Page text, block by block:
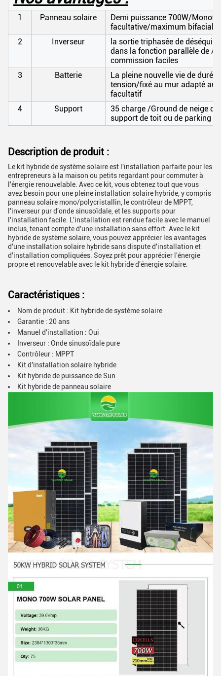
1 Panneau solaire
Demi puissance 700W/
facultative/maximum bifacial
2
Inverseur
la sortie triphasée de
dans la fonction parallèle de /
commission faciles
3
Batterie
La pleine nouvelle vie de
tension/fixé au mur adapté
facultatif
4
Support
35 charge /Ground de neige
support de toit ou de parking
Description de produit :
Le kit hybride de système solaire est l'installation parfaite pour les
entrepreneurs à la maison ou petits regardant pour commuter à
l'énergie renouvelable. Avec ce kit, vous obtenez tout que vous
avez besoin pour une pleine installation solaire hybride, y compris
panneau solaire mono/polycristallin, le contrôleur de MPPT,
l'inverseur pur d'onde sinusoïdale, et les supports pour
l'installation facile. L'installation est rendue facile avec le manuel
inclus, tenant compte d'une installation sans effort. Avec le kit
hybride de système solaire, vous pouvez apprécier les avantages
d'une installation solaire hybride sans dispute d'installation et
d'installation compliquées. Soyez prêt pour apprécier l'énergie
propre et renouvelable avec le kit hybride d'énergie solaire.
Caractéristiques :
Nom de produit : Kit hybride de système solaire
Garantie : 20 ans
Manuel d'installation : Oui
Inverseur : Onde sinusoïdale pure
Contrôleur : MPPT
Kit d'installation solaire hybride
Kit hybride de puissance de Sun
Kit hybride de panneau solaire